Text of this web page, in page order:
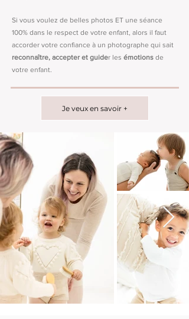
Si vous voulez de belles photos ET une séance
100% dans le respect de votre enfant, alors il faut
accorder votre confiance à un photographe qui sait
reconnaître, accepter et guider les émotions de
votre enfant.
Je veux en savoir +